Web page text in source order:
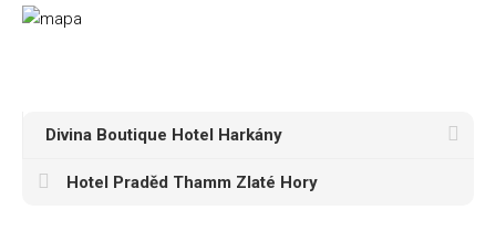
Divina Boutique Hotel Harkány
Hotel Praděd Thamm Zlaté Hory